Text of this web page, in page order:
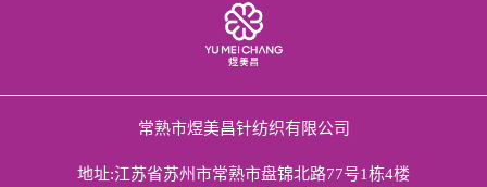
常熟市煜美昌针纺织有限公司
地址:江苏省苏州市常熟市盘锦北路77号1栋4楼